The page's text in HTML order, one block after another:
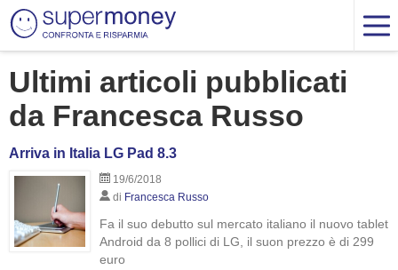
Ultimi articoli pubblicati
da Francesca Russo
Arriva in Italia LG Pad 8.3
19/6/2018
di Francesca Russo
Fa il suo debutto sul mercato italiano il nuovo tablet
Android da 8 pollici di LG, il suon prezzo è di 299
euro